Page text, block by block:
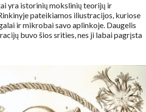
yra istorinių mokslinių teorijų ir
pateikiamos iliustracijos, kuriose
ir mikrobai savo aplinkoje. Daugelis
buvo šios srities, nes ji labai pagrįsta